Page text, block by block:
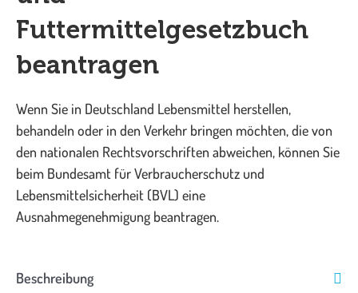
Futtermittelgesetzbuch
beantragen
Wenn Sie in Deutschland Lebensmittel herstellen,
behandeln oder in den Verkehr bringen möchten, die von
den nationalen Rechtsvorschriften abweichen, können Sie
beim Bundesamt für Verbraucherschutz und
Lebensmittelsicherheit (BVL) eine
Ausnahmegenehmigung beantragen.
Beschreibung